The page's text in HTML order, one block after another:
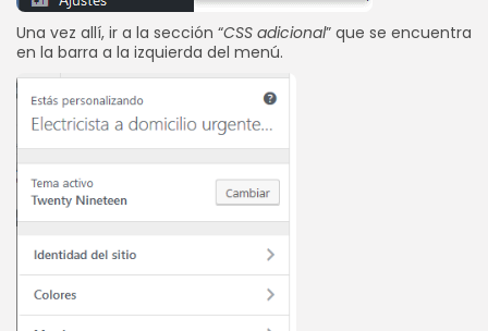
Una vez allí, ir a la sección “CSS adicional” que se encuentra
en la barra a la izquierda del menú.